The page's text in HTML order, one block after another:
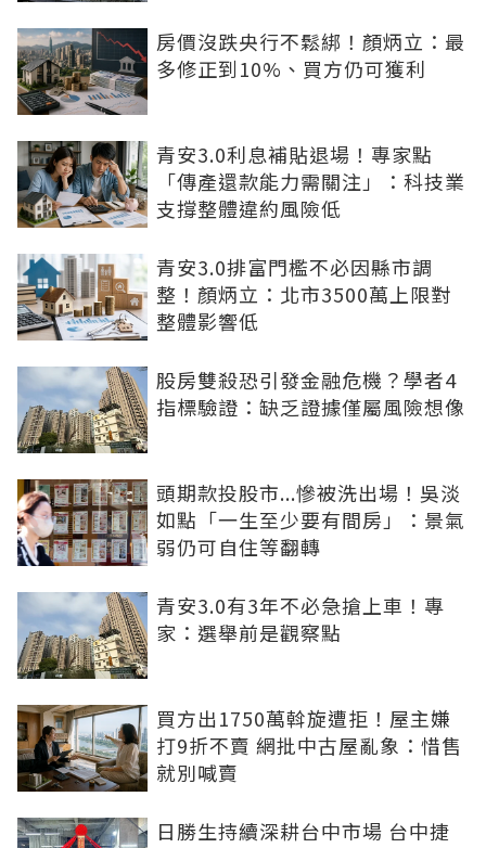
房價沒跌央行不鬆綁！顏炳立：最
多修正到10%、買方仍可獲利
青安3.0利息補貼退場！專家點
「傳產還款能力需關注」：科技業
支撐整體違約風險低
青安3.0排富門檻不必因縣市調
整！顏炳立：北市3500萬上限對
整體影響低
股房雙殺恐引發金融危機？學者4
指標驗證：缺乏證據僅屬風險想像
頭期款投股市...慘被洗出場！吳淡
如點「一生至少要有間房」：景氣
弱仍可自住等翻轉
青安3.0有3年不必急搶上車！專
家：選舉前是觀察點
買方出1750萬斡旋遭拒！屋主嫌
打9折不賣 網批中古屋亂象：惜售
就別喊賣
日勝生持續深耕台中市場 台中捷